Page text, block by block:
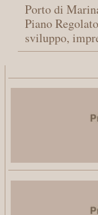
Porto di
Piano
sviluppo,